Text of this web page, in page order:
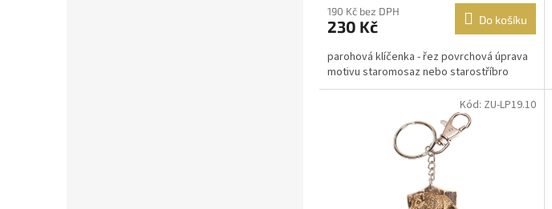
190 Kč bez DPH
230 Kč Do košíku
parohová klíčenka - řez povrchová úprava
motivu staromosaz nebo starostříbro
Kód: ZU-LP19.10